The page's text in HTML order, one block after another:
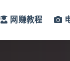
网赚教程